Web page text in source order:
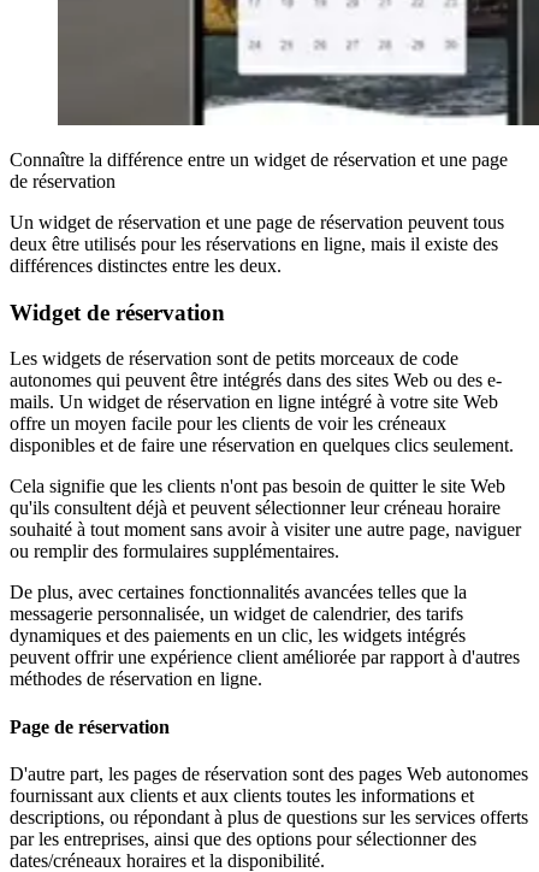
Connaître la différence entre un widget de réservation et une page
de réservation
Un widget de réservation et une page de réservation peuvent tous
deux être utilisés pour les réservations en ligne, mais il existe des
différences distinctes entre les deux.
Widget de réservation
Les widgets de réservation sont de petits morceaux de code
autonomes qui peuvent être intégrés dans des sites Web ou des e-
mails. Un widget de réservation en ligne intégré à votre site Web
offre un moyen facile pour les clients de voir les créneaux
disponibles et de faire une réservation en quelques clics seulement.
Cela signifie que les clients n'ont pas besoin de quitter le site Web
qu'ils consultent déjà et peuvent sélectionner leur créneau horaire
souhaité à tout moment sans avoir à visiter une autre page, naviguer
ou remplir des formulaires supplémentaires.
De plus, avec certaines fonctionnalités avancées telles que la
messagerie personnalisée, un widget de calendrier, des tarifs
dynamiques et des paiements en un clic, les widgets intégrés
peuvent offrir une expérience client améliorée par rapport à d'autres
méthodes de réservation en ligne.
Page de réservation
D'autre part, les pages de réservation sont des pages Web autonomes
fournissant aux clients et aux clients toutes les informations et
descriptions, ou répondant à plus de questions sur les services offerts
par les entreprises, ainsi que des options pour sélectionner des
dates/créneaux horaires et la disponibilité.